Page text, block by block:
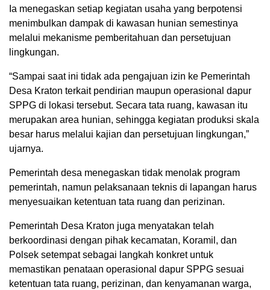
Ia menegaskan setiap kegiatan usaha yang berpotensi
menimbulkan dampak di kawasan hunian semestinya
melalui mekanisme pemberitahuan dan persetujuan
lingkungan.
“Sampai saat ini tidak ada pengajuan izin ke Pemerintah
Desa Kraton terkait pendirian maupun operasional dapur
SPPG di lokasi tersebut. Secara tata ruang, kawasan itu
merupakan area hunian, sehingga kegiatan produksi skala
besar harus melalui kajian dan persetujuan lingkungan,”
ujarnya.
Pemerintah desa menegaskan tidak menolak program
pemerintah, namun pelaksanaan teknis di lapangan harus
menyesuaikan ketentuan tata ruang dan perizinan.
Pemerintah Desa Kraton juga menyatakan telah
berkoordinasi dengan pihak kecamatan, Koramil, dan
Polsek setempat sebagai langkah konkret untuk
memastikan penataan operasional dapur SPPG sesuai
ketentuan tata ruang, perizinan, dan kenyamanan warga,